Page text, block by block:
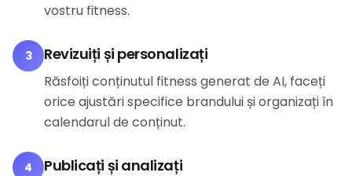
vostru fitness.
3 Revizuiți și personalizați
Răsfoiți conținutul fitness generat de AI, faceți
orice ajustări specifice brandului și organizați în
calendarul de conținut.
4 Publicați și analizați